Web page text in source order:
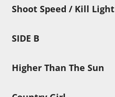
Shoot Speed / Kill Light
SIDE B
Higher Than The Sun